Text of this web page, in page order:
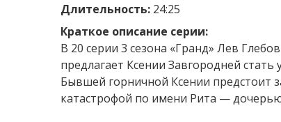
Длительность: 24:25
Краткое описание серии:
В 20 серии 3 сезона «Гранд» Лев
предлагает Ксении Завгородней
Бывшей горничной Ксении предстоит
катастрофой по имени Рита —